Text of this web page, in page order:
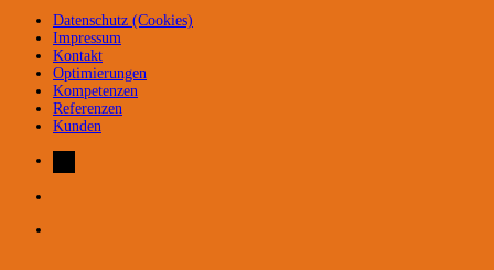
Datenschutz (Cookies)
Impressum
Kontakt
Optimierungen
Kompetenzen
Referenzen
Kunden